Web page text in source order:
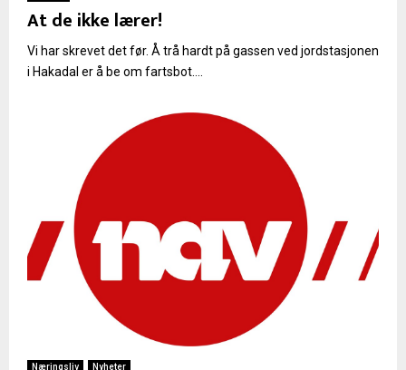
At de ikke lærer!
Vi har skrevet det før. Å trå hardt på gassen ved jordstasjonen
i Hakadal er å be om fartsbot....
Næringsliv Nyheter